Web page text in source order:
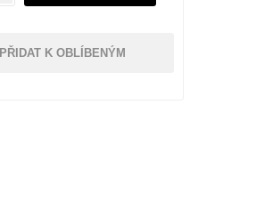
PŘIDAT K OBLÍBENÝM